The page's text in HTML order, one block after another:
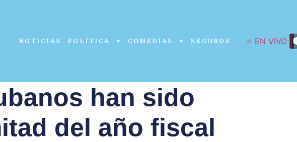
NOTICIAS POLÍTICA COMEDIAS SEGUROS EN VIVO
han sido
del año fiscal